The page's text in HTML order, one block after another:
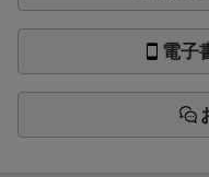
電子